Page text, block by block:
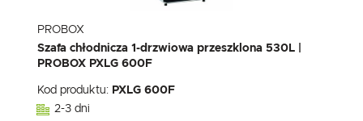
PROBOX
Szafa chłodnicza 1-drzwiowa przeszklona 530L |
PROBOX PXLG 600F
Kod produktu: PXLG 600F
2-3 dni